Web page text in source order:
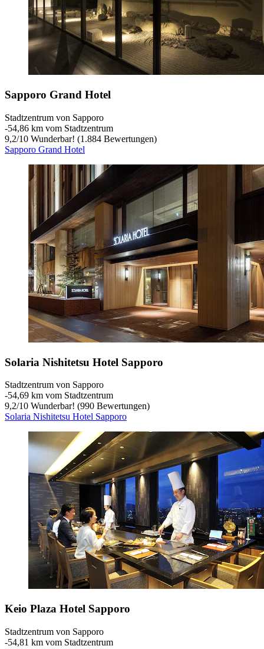
Sapporo Grand Hotel
Stadtzentrum von Sapporo
‐54,86 km vom Stadtzentrum
9,2/10 Wunderbar! (1.884 Bewertungen)
Sapporo Grand Hotel
Solaria Nishitetsu Hotel Sapporo
Stadtzentrum von Sapporo
‐54,69 km vom Stadtzentrum
9,2/10 Wunderbar! (990 Bewertungen)
Solaria Nishitetsu Hotel Sapporo
Keio Plaza Hotel Sapporo
Stadtzentrum von Sapporo
‐54,81 km vom Stadtzentrum